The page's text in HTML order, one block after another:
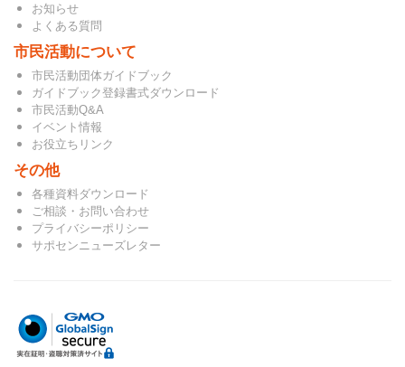
お知らせ
よくある質問
市民活動について
市民活動団体ガイドブック
ガイドブック登録書式ダウンロード
市民活動Q&A
イベント情報
お役立ちリンク
その他
各種資料ダウンロード
ご相談・お問い合わせ
プライバシーポリシー
サポセンニューズレター